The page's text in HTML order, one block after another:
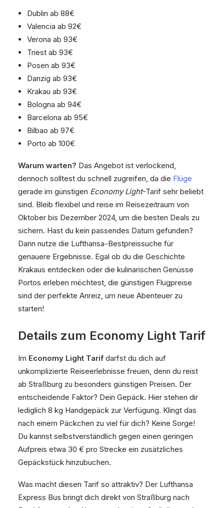
Dublin ab 88€
Valencia ab 92€
Verona ab 93€
Triest ab 93€
Posen ab 93€
Danzig ab 93€
Krakau ab 93€
Bologna ab 94€
Barcelona ab 95€
Bilbao ab 97€
Porto ab 100€
Warum warten? Das Angebot ist verlockend,
dennoch solltest du schnell zugreifen, da die Flüge
gerade im günstigen Economy Light-Tarif sehr beliebt
sind. Bleib flexibel und reise im Reisezeitraum von
Oktober bis Dezember 2024, um die besten Deals zu
sichern. Hast du kein passendes Datum gefunden?
Dann nutze die Lufthansa-Bestpreissuche für
genauere Ergebnisse. Egal ob du die Geschichte
Krakaus entdecken oder die kulinarischen Genüsse
Portos erleben möchtest, die günstigen Flugpreise
sind der perfekte Anreiz, um neue Abenteuer zu
starten!
Details zum Economy Light Tarif
Im Economy Light Tarif darfst du dich auf
unkomplizierte Reiseerlebnisse freuen, denn du reist
ab Straßburg zu besonders günstigen Preisen. Der
entscheidende Faktor? Dein Gepäck. Hier stehen dir
lediglich 8 kg Handgepäck zur Verfügung. Klingt das
nach einem Päckchen zu viel für dich? Keine Sorge!
Du kannst selbstverständlich gegen einen geringen
Aufpreis etwa 30 € pro Strecke ein zusätzliches
Gepäckstück hinzubuchen.
Was macht diesen Tarif so attraktiv? Der Lufthansa
Express Bus bringt dich direkt von Straßburg nach